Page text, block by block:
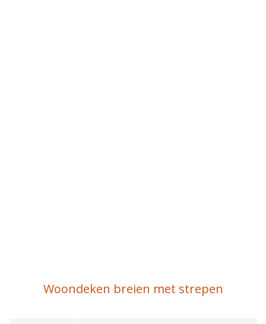
Woondeken breien met strepen